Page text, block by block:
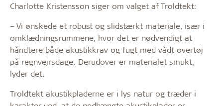
Charlotte Kristensson siger om valget af Troldtekt:
– Vi ønskede et robust og slidstærkt materiale, især i
omklædningsrummene, hvor det er nødvendigt at
håndtere både akustikkrav og fugt med vådt overtøj
på regnvejrsdage. Derudover er materialet smukt,
lyder det.
Troldtekt akustikpladerne er i lys natur og træder i